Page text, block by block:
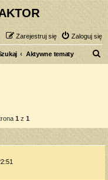
Zaloguj się
Zarejestruj się
Aktywne tematy
1 z 1